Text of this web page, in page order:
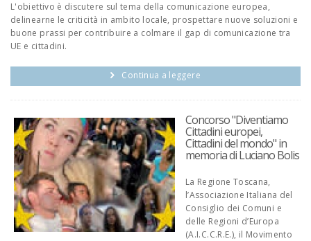
L'obiettivo è discutere sul tema della comunicazione europea,
delinearne le criticità in ambito locale, prospettare nuove soluzioni e
buone prassi per contribuire a colmare il gap di comunicazione tra
UE e cittadini.
Continua a leggere
Concorso "Diventiamo
Cittadini europei,
Cittadini del mondo" in
memoria di Luciano Bolis
La Regione Toscana,
l’Associazione Italiana del
Consiglio dei Comuni e
delle Regioni d’Europa
(A.I.C.C.R.E.), il Movimento